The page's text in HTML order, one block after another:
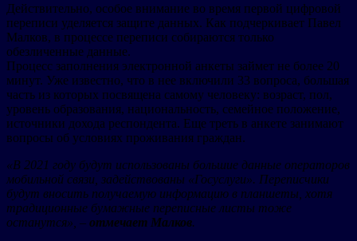
Действительно, особое внимание во время первой цифровой
переписи уделяется защите данных. Как подчеркивает Павел
Малков, в процессе переписи собираются только
обезличенные данные.
Процесс заполнения электронной анкеты займет не более 20
минут. Уже известно, что в нее включили 33 вопроса, большая
часть из которых посвящена самому человеку: возраст, пол,
уровень образования, национальность, семейное положение,
источники дохода респондента. Еще треть в анкете занимают
вопросы об условиях проживания граждан.
«В 2021 году будут использованы большие данные операторов
мобильной связи, задействованы «Госуслуги». Переписчики
будут вносить получаемую информацию в планшеты, хотя
традиционные бумажные переписные листы тоже
останутся», – отмечает Малков.